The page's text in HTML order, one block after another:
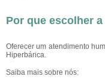
Por que escolher
Oferecer um atendimento
Hiperbárica.
Saiba mais sobre nós: